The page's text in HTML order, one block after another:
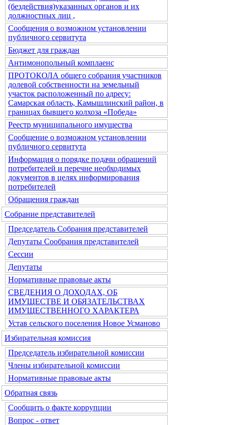
(бездействия)указанных органов и их
должностных лиц ,
Сообщения о возможном установлении
публичного сервитута
Бюджет для граждан
Антимонопольный комплаенс
ПРОТОКОЛА общего собрания участников
долевой собственности на земельный
участок расположенный по адресу:
Самарская область, Камышлинский район, в
границах бывшего колхоза «Победа»
Реестр муниципального имущества
Сообщение о возможном установлении
публичного сервитута
Информация о порядке подачи обращений
потребителей и перечне необходимых
документов в целях информирования
потребителей
Обращения граждан
Собрание представителей
Председатель Собрания представителей
Депутаты Сообрания представителей
Сессии
Депутаты
Нормативные правовые акты
СВЕДЕНИЯ О ДОХОДАХ, ОБ
ИМУЩЕСТВЕ И ОБЯЗАТЕЛЬСТВАХ
ИМУЩЕСТВЕННОГО ХАРАКТЕРА
Устав сельского поселения Новое Усманово
Избирательная комиссия
Председатель избирательной комиссии
Члены избирательной комиссии
Нормативные правовые акты
Обратная связь
Сообщить о факте коррупции
Вопрос - ответ